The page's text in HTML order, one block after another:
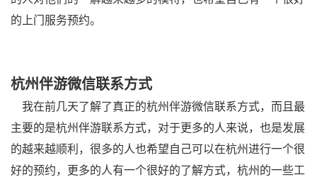
的上门服务预约。
杭州伴游微信联系方式
我在前几天了解了真正的杭州伴游微信联系方式，而且最
主要的是杭州伴游联系方式，对于更多的人来说，也是发展
的越来越顺利，很多的人也希望自己可以在杭州进行一个很
好的预约，更多的人有一个很好的了解方式，杭州的一些工